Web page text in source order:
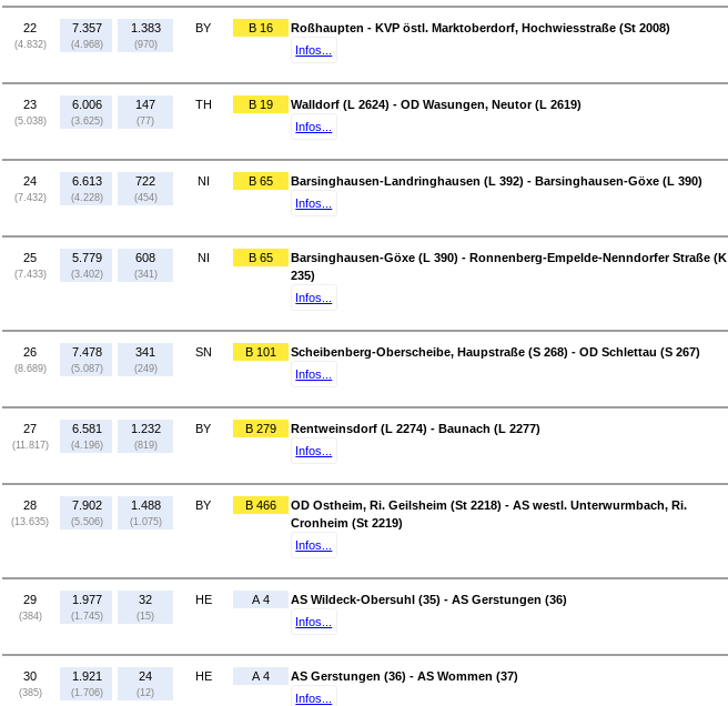
22
(4.832)
7.357
(4.968)
1.383
(970)
BY B 16
Roßhaupten - KVP östl. Marktoberdorf, Hochwiesstraße (St 2008)
Infos...
23
(5.038)
6.006
(3.625)
147
(77)
TH B 19
Walldorf (L 2624) - OD Wasungen, Neutor (L 2619)
Infos...
24
(7.432)
6.613
(4.228)
722
(454)
NI B 65
Barsinghausen-Landringhausen (L 392) - Barsinghausen-Göxe (L 390)
Infos...
25
(7.433)
5.779
(3.402)
608
(341)
NI B 65
Barsinghausen-Göxe (L 390) - Ronnenberg-Empelde-Nenndorfer Straße (K
235)
Infos...
26
(8.689)
7.478
(5.087)
341
(249)
SN B 101
Scheibenberg-Oberscheibe, Haupstraße (S 268) - OD Schlettau (S 267)
Infos...
27
(11.817)
6.581
(4.196)
1.232
(819)
BY B 279
Rentweinsdorf (L 2274) - Baunach (L 2277)
Infos...
28
(13.635)
7.902
(5.506)
1.488
(1.075)
BY B 466
OD Ostheim, Ri. Geilsheim (St 2218) - AS westl. Unterwurmbach, Ri.
Cronheim (St 2219)
Infos...
29
(384)
1.977
(1.745)
32
(15)
HE A 4
AS Wildeck-Obersuhl (35) - AS Gerstungen (36)
Infos...
30
(385)
1.921
(1.706)
24
(12)
HE A 4
AS Gerstungen (36) - AS Wommen (37)
Infos...